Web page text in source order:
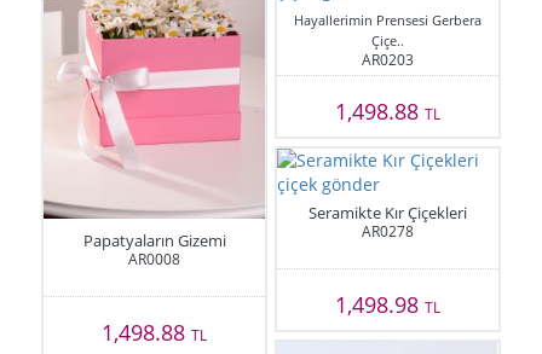
Papatyaların Gizemi
AR0008
1,498.88TL
Hayallerimin Prensesi Gerbera
Çiçe..
AR0203
1,498.88 TL
Seramikte Kır Çiçekleri
AR0278
1,498.98 TL